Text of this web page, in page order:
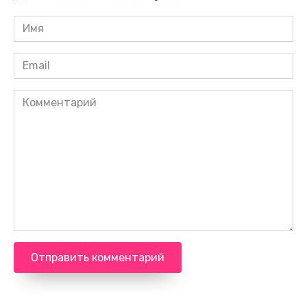
Имя
*
Email
*
Комментарий